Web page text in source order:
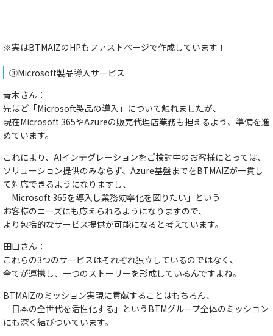
※実はBTMAIZのHPもファストページで作成しています！
③Microsoft製品導入サービス
青木さん：
先ほど「Microsoft製品の導入」について触れましたが、
現在Microsoft 365やAzureの販売代理店業務も担えるよう、準備を進
めています。
これにより、AIインテグレーションをご検討中のお客様にとっては、
ソリューション提供のみならず、Azure基盤までをBTMAIZが一貫し
て対応できる ようになりますし、
「Microsoft 365を導入し業務効率化を図りたい」という
お客様のニーズにも応えられる ようになりますので、
より包括的なサービス提供が可能になると考えています。
田口さん：
これらの3つのサービスはそれぞれ独立しているのではなく、
全てが連携し、一つのストーリーを形成しているんですよね。
BTMAIZのミッション実現に貢献することはもちろん、
「日本の全世代を活性化する」というBTMグループ全体のミッション
にも深く結びついています。